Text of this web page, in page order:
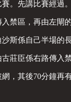
。先講比賽經過。
禁區，再由左閘
斯係自己半場的
莊臣係右路傳入
，其後70分鐘再